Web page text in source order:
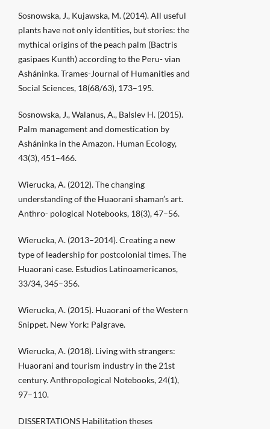
Sosnowska, J., Kujawska, M. (2014). All useful
plants have not only identities, but stories: the
mythical origins of the peach palm (Bactris
gasipaes Kunth) according to the Peru- vian
Asháninka. Trames-Journal of Humanities and
Social Sciences, 18(68/63), 173–195.
Sosnowska, J., Walanus, A., Balslev H. (2015).
Palm management and domestication by
Asháninka in the Amazon. Human Ecology,
43(3), 451–466.
Wierucka, A. (2012). The changing
understanding of the Huaorani shaman’s art.
Anthro- pological Notebooks, 18(3), 47–56.
Wierucka, A. (2013–2014). Creating a new
type of leadership for postcolonial times. The
Huaorani case. Estudios Latinoamericanos,
33/34, 345–356.
Wierucka, A. (2015). Huaorani of the Western
Snippet. New York: Palgrave.
Wierucka, A. (2018). Living with strangers:
Huaorani and tourism industry in the 21st
century. Anthropological Notebooks, 24(1),
97–110.
DISSERTATIONS Habilitation theses